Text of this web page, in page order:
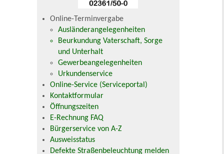
Online-Terminvergabe
Ausländerangelegenheiten
Beurkundung Vaterschaft, Sorge
und Unterhalt
Gewerbeangelegenheiten
Urkundenservice
Online-Service (Serviceportal)
Kontaktformular
Öffnungszeiten
E-Rechnung FAQ
Bürgerservice von A-Z
Ausweisstatus
Defekte Straßenbeleuchtung melden